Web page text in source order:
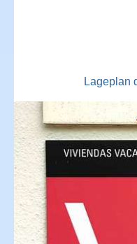
Lageplan